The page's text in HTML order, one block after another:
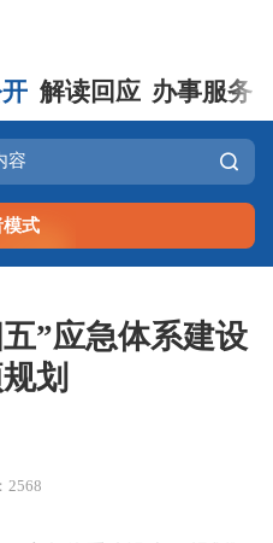
解读回应 办事服务
式
”应急体系建设
划
2568